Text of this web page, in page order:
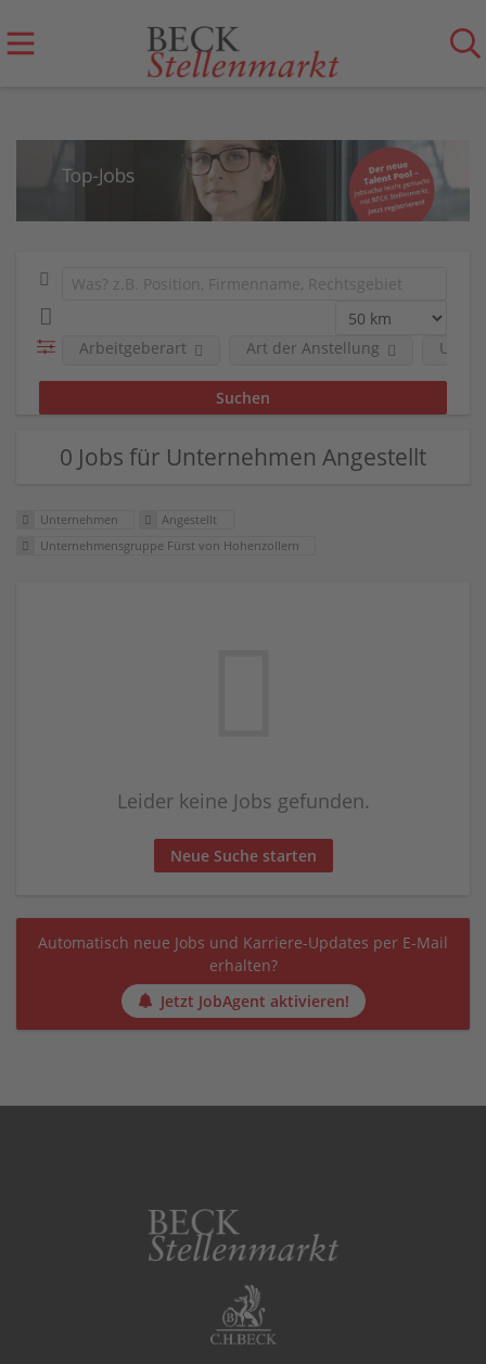
Arbeitgeberart Art der Anstellung
0 Jobs für Unternehmen Angestellt
Unternehmen
Angestellt
Unternehmensgruppe Fürst von Hohenzollern
Leider keine Jobs gefunden.
Neue Suche starten
Automatisch neue Jobs und Karriere-Updates per E-Mail
erhalten?
Jetzt JobAgent aktivieren!